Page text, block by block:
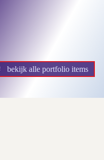
bekijk alle portfolio items